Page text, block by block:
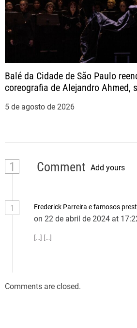
Balé da Cidade de São Paulo
coreografia de Alejandro Ahmed,
5 de agosto de 2026
1 Comment Add yours
1 Frederick Parreira e famosos
on 22 de abril de 2024 at
[…] […]
Comments are closed.